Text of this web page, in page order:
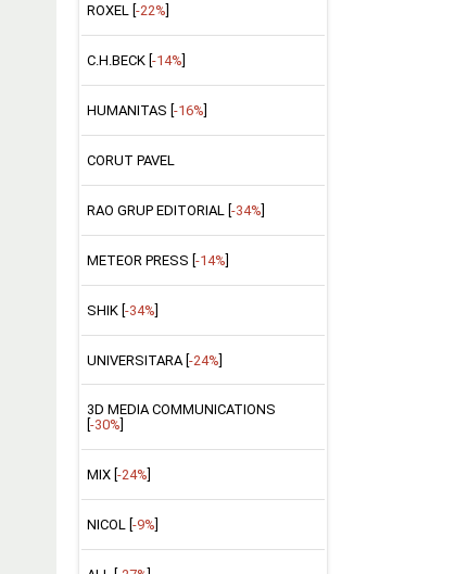
ROXEL [ -22%
C.H.BECK [ -14%
HUMANITAS [ -16%
CORUT PAVEL
RAO GRUP EDITORIAL [ -34%
METEOR PRESS [ -14%
SHIK [-34%]
UNIVERSITARA [-24%]
3D MEDIA COMMUNICATIONS
-30%
MIX [ -24%
NICOL [ -9%